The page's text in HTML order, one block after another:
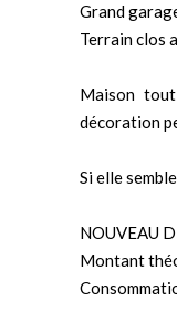
Grand
Terrain clos
Maison
décoration
Si elle
NOUVEAU
Montant